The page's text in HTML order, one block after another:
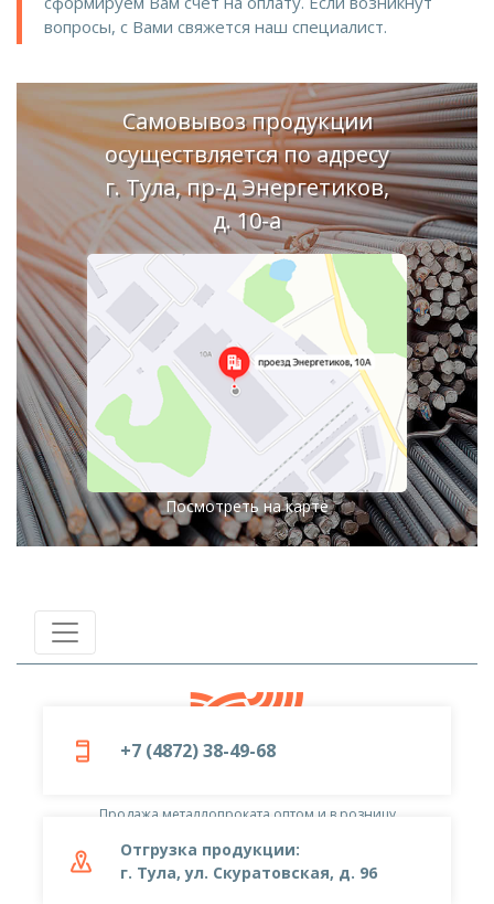
вопросы, с Вами свяжется наш специалист.
Самовывоз продукции
осуществляется по адресу
г. Тула, пр-д Энергетиков,
д. 10-а
Посмотреть на карте
+7 (4872) 38-49-68
Отгрузка продукции:
г. Тула, ул. Скуратовская, д. 96
Продажа металлопроката оптом и в розницу